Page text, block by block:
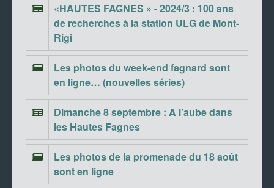
«HAUTES FAGNES » - 2024/3 : 100 ans
de recherches à la station ULG de Mont-
Rigi
Les photos du week-end fagnard sont
en ligne… (nouvelles séries)
Dimanche 8 septembre : A l’aube dans
les Hautes Fagnes
Les photos de la promenade du 18 août
sont en ligne